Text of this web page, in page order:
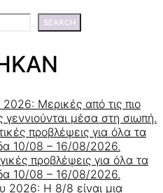
SEARCH
Μερικές από τις πιο
μέσα στη σιωπή.
προβλέψεις για όλα τα
10/08 – 16/08/2026.
προβλέψεις για όλα τα
10/08 – 16/08/2026.
2026: Η 8/8 είναι μια